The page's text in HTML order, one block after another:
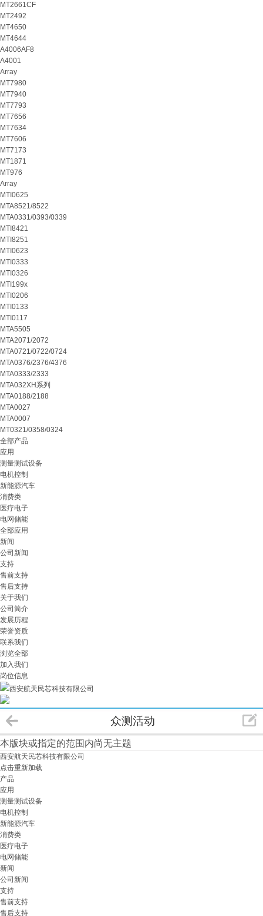
MT2661CF
MT2492
MT4650
MT4644
A4006AF8
A4001
Array
MT7980
MT7940
MT7793
MT7656
MT7634
MT7606
MT7173
MT1871
MT976
Array
MTI0625
MTA8521/8522
MTA0331/0393/0339
MTI8421
MTI8251
MTI0623
MTI0333
MTI0326
MTI199x
MTI0206
MTI0133
MTI0117
MTA5505
MTA2071/2072
MTA0721/0722/0724
MTA0376/2376/4376
MTA0333/2333
MTA032XH系列
MTA0188/2188
MTA0027
MTA0007
MT0321/0358/0324
全部产品
应用
测量测试设备
电机控制
新能源汽车
消费类
医疗电子
电网储能
全部应用
新闻
公司新闻
支持
售前支持
售后支持
关于我们
公司简介
发展历程
荣誉资质
联系我们
浏览全部
加入我们
岗位信息
西安航天民芯科技有限公司
众测活动
本版块或指定的范围内尚无主题
西安航天民芯科技有限公司
点击重新加载
产品
应用
测量测试设备
电机控制
新能源汽车
消费类
医疗电子
电网储能
新闻
公司新闻
支持
售前支持
售后支持